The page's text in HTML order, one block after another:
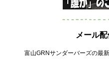
メール
富山GRNサンダーバーズの最